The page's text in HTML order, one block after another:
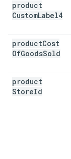
product
CustomLabel4
productCost
OfGoodsSold
product
StoreId